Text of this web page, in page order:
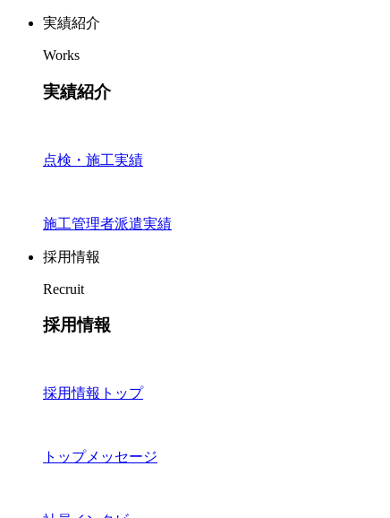
実績紹介
Works
実績紹介
点検・施工実績
施工管理者派遣実績
採用情報
Recruit
採用情報
採用情報トップ
トップメッセージ